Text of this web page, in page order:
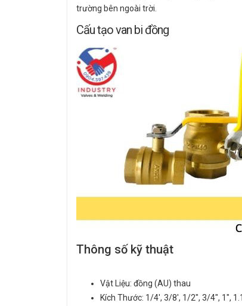
trường bên ngoài trời.
Cấu tạo van bi đồng
Thông số kỹ thuật
Vật Liệu: đồng (AU) thau
Kích Thước: 1/4′, 3/8′, 1/2″, 3/4″, 1″,